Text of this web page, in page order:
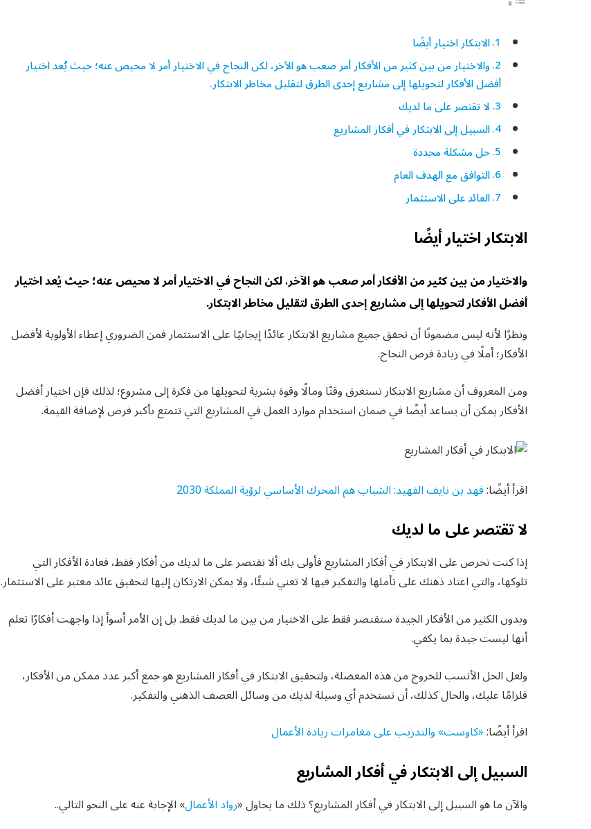
الابتكار اختيار أيضًا
والاختيار من بين كثير من الأفكار أمر صعب هو الآخر، لكن النجاح في الاختيار أمر لا محيص عنه؛ حيث يُعد اختيار
أفضل الأفكار لتحويلها إلى مشاريع إحدى الطرق لتقليل مخاطر الابتكار.
لا تقتصر على ما لديك
السبيل إلى الابتكار في أفكار المشاريع
حل مشكلة محددة
التوافق مع الهدف العام
العائد على الاستثمار
الابتكار اختيار أيضًا
والاختيار من بين كثير من الأفكار أمر صعب هو الآخر، لكن النجاح في الاختيار أمر لا محيص عنه؛ حيث يُعد اختيار
أفضل الأفكار لتحويلها إلى مشاريع إحدى الطرق لتقليل مخاطر الابتكار.
ونظرًا لأنه ليس مضمونًا أن تحقق جميع مشاريع الابتكار عائدًا إيجابيًا على الاستثمار فمن الضروري إعطاء الأولوية لأفضل
الأفكار؛ أملًا في زيادة فرص النجاح.
ومن المعروف أن مشاريع الابتكار تستغرق وقتًا ومالًا وقوة بشرية لتحويلها من فكرة إلى مشروع؛ لذلك فإن اختيار أفضل
الأفكار يمكن أن يساعد أيضًا في ضمان استخدام موارد العمل في المشاريع التي تتمتع بأكبر فرص لإضافة القيمة.
اقرأ أيضًا:فهد بن نايف الفهيد: الشباب هم المحرك الأساسي لرؤية المملكة 2030
لا تقتصر على ما لديك
إذا كنت تحرص على الابتكار في أفكار المشاريع فأولى بك ألا تقتصر على ما لديك من أفكار فقط، فعادة الأفكار التي
تلوكها، والتي اعتاد ذهنك على تأملها والتفكير فيها لا تعني شيئًا، ولا يمكن الارتكان إليها لتحقيق عائد معتبر على الاستثمار.
وبدون الكثير من الأفكار الجيدة ستقتصر فقط على الاختيار من بين ما لديك فقط. بل إن الأمر أسوأ إذا واجهت أفكارًا تعلم
أنها ليست جيدة بما يكفي.
ولعل الحل الأنسب للخروج من هذه المعضلة، ولتحقيق الابتكار في أفكار المشاريع هو جمع أكبر عدد ممكن من الأفكار،
فلزامًا عليك، والحال كذلك، أن تستخدم أي وسيلة لديك من وسائل العصف الذهني والتفكير.
اقرأ أيضًا:«كاوست» والتدريب على مغامرات ريادة الأعمال
السبيل إلى الابتكار في أفكار المشاريع
والآن ما هو السبيل إلى الابتكار في أفكار المشاريع؟ ذلك ما يحاول «رواد الأعمال» الإجابة عنه على النحو التالي..